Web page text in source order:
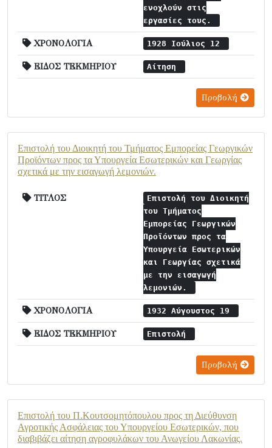
ενοχλούν στις
εργασίες τους.
ΧΡΟΝΟΛΟΓΙΑ 1928 Ιούλιος 12
ΕΙΔΟΣ ΤΕΚΜΗΡΙΟΥ Αίτηση
Προβολή
Επιστολή του Διοικητή του Τμήματος Εμπορείας Γεωργικών
Προϊόντων προς τα Υπουργεία Εσωτερικών και Γεωργίας
σχετικά με την εισαγωγή λεμονιών.
ΤΙΤΛΟΣ
Επιστολή του Διοικητή
του Τμήματος
Εμπορείας Γεωργικών
Προϊόντων προς τα
Υπουργεία Εσωτερικών
και Γεωργίας σχετικά
με την εισαγωγή
λεμονιών.
ΧΡΟΝΟΛΟΓΙΑ 1932 Αύγουστος 19
ΕΙΔΟΣ ΤΕΚΜΗΡΙΟΥ Επιστολή
Προβολή
Επιστολή του Π.Κουτσομητόπουλου προς τη Διεύθυνση
Αγροτικής Ασφάλειας του Υπουργείου Εσωτερικών, που
διαβιβάζει αίτηση αγροφυλάκων του Ανωγείου Λακωνίας.